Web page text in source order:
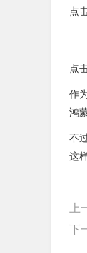
点
点
作
鸿
不
这
上
下